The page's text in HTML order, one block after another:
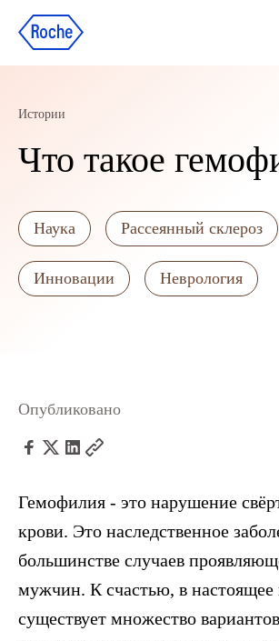
Истории
Что такое
Наука Рассеянный склероз
Инновации Неврология
Опубликовано
Гемофилия - это нарушение
крови. Это наследственное
большинстве случаев
мужчин. К счастью, в настоящее
существует множество